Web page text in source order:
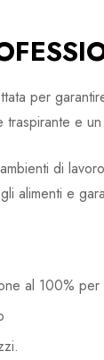
per
e
di
alimenti e
al 100%